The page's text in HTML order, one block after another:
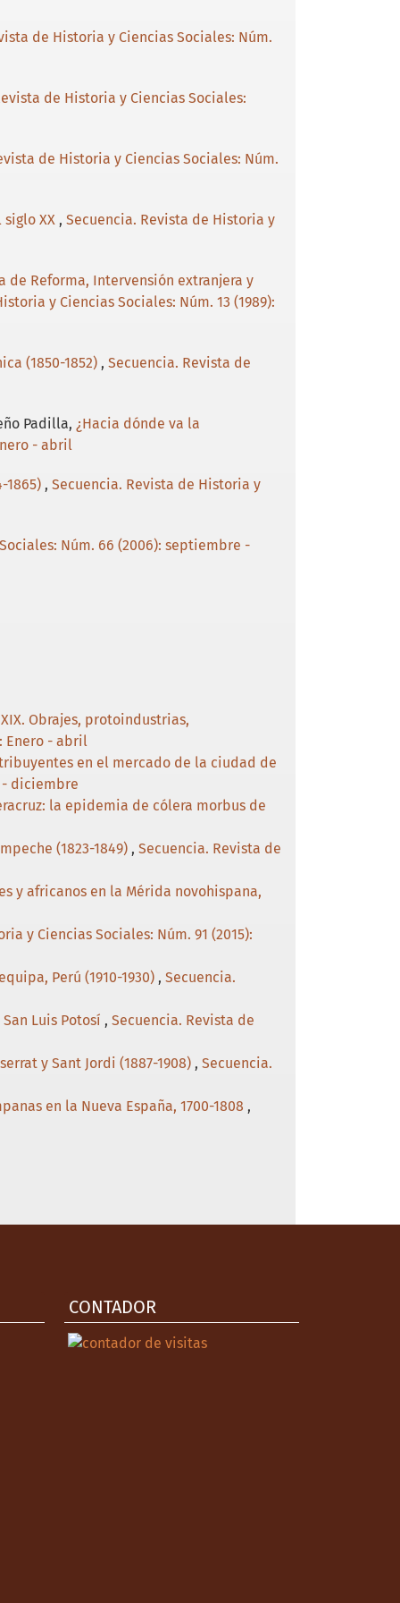
de Historia y Ciencias Sociales: Núm.
de Historia y Ciencias Sociales:
de Historia y Ciencias Sociales: Núm.
XX , Secuencia. Revista de Historia y
de Reforma, Intervensión extranjera y
y Ciencias Sociales: Núm. 13 (1989):
(1850-1852) , Secuencia. Revista de
Padilla, ¿Hacia dónde va la
- abril
1865) , Secuencia. Revista de Historia y
Núm. 66 (2006): septiembre -
Obrajes, protoindustrias,
Enero - abril
en el mercado de la ciudad de
- diciembre
la epidemia de cólera morbus de
(1823-1849) , Secuencia. Revista de
y africanos en la Mérida novohispana,
y Ciencias Sociales: Núm. 91 (2015):
Perú (1910-1930) , Secuencia.
Luis Potosí , Secuencia. Revista de
y Sant Jordi (1887-1908) , Secuencia.
en la Nueva España, 1700-1808 ,
CONTADOR